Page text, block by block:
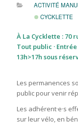
ACTIVITÉ
CYCKLETTE
À La Cycklette : 70
Tout public ·
13h>17h sous
Les permanences
public pour venir
Les adhérent·e·s
sur leur vélo, en